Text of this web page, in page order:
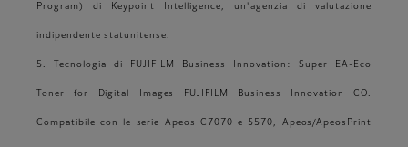
Program) di Keypoint Intelligence, un'agenzia di valutazione
indipendente statunitense.
5. Tecnologia di FUJIFILM Business Innovation: Super EA-Eco
Toner for Digital Images FUJIFILM Business Innovation CO.
Compatibile con le serie Apeos C7070 e 5570, Apeos/ApeosPrint